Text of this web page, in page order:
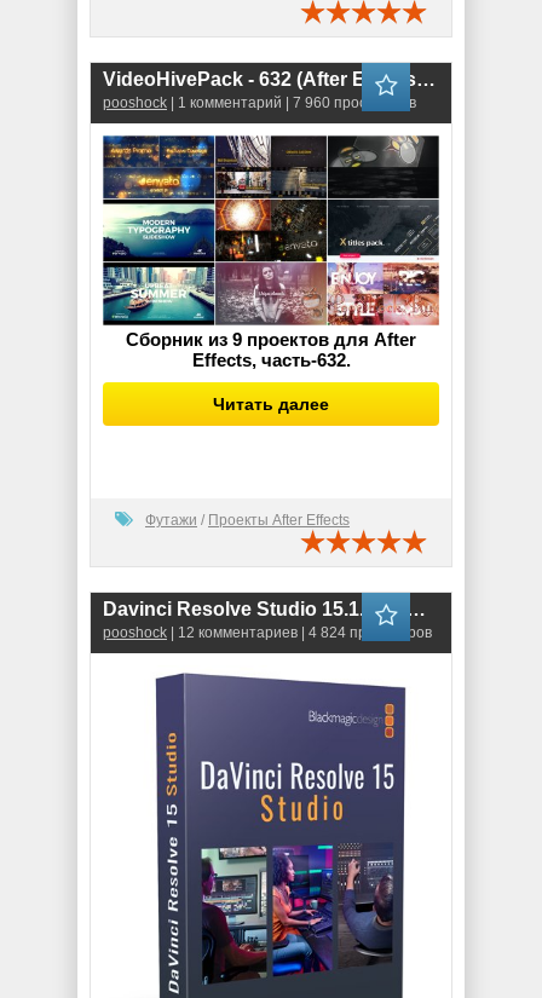
VideoHivePack - 632 (After Effects Projects Pack)
pooshock | 1 комментарий | 7 960 просмотров
Сборник из 9 проектов для After
Effects, часть-632.
Читать далее
Футажи / Проекты After Effects
Davinci Resolve Studio 15.1.0.25 RePack
pooshock | 12 комментариев | 4 824 просмотров